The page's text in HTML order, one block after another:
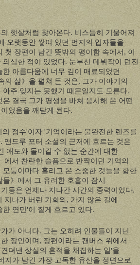
햇살처럼 찾아온다. 비스듬히 기울어져
오랫동안 쌓여 있던 먼지의 입자들을
첫 장편이 남긴 뜻밖의 평이함 속에서 , 이
의심한 적이 있었다. 눈부신 데뷔작이 던진
아름다움에 너무 깊이 매료되었던
의 삶》 을 펼쳐 든 것은, 그가 이야기의
주 잊지는 못했기 때문일지도 모른다.
은 결국 그가 평생을 바쳐 응시해 온 어떤
었음을 깨닫게 된다.
의 정수'이자 '기억이라는 불완전한 렌즈를
. 앤드루 포터 소설의 근저에 흐르는 것은
애도와 돌이킬 수 없는 순간에 대한
에서 찬란한 슬픔으로 반짝이던 기억의
모퉁이마다 흘리고 온 소중한 것들을 향한
들》 에서 그 유려한 호흡이 잠시
둥은 언제나 지나간 시간의 중력이었다.
지나가 버린 기회와, 가지 않은 길에
한 연민'이 짙게 흐르고 있다.
가 아니다. 그는 오히려 인물들이 지닌
장인이며 , 장편이라는 캔버스 위에서
뎌낸 상실의 흔적을 채집하는 일'을
지가 남긴 가장 고독한 유산을 정면으로